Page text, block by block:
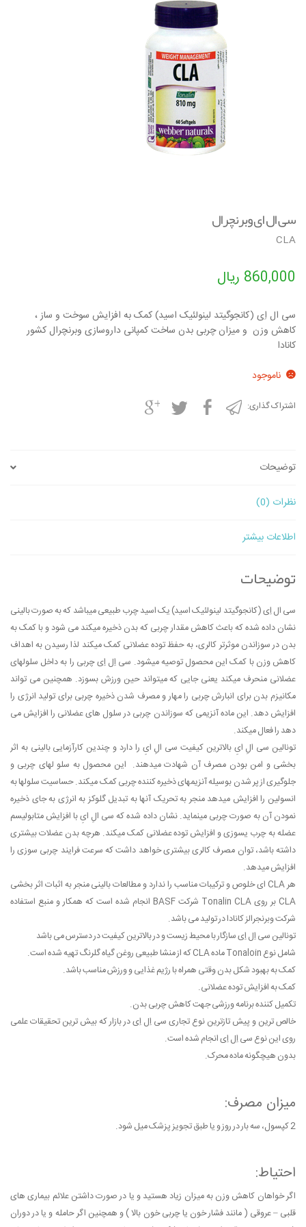
سی ال ای وبرنچرال
CLA
860,000 ریال
سی ال اِی (کانجوگیتد لینولئیک اسید) کمک به افزایش سوخت و ساز ،
کاهش وزن و میزان چربی بدن ساخت کمپانی داروسازی وبرنچرال کشور
کانادا
ناموجود
اشتراک گذاری:
توضیحات
نظرات (0)
اطلاعات بیشتر
توضیحات
سی ال اِی (کانجوگیتد لینولئیک اسید) یک اسید چرب طبیعی میباشد که به صورت بالینی
نشان داده شده که باعث کاهش مقدار چربی که بدن ذخیره میکند می شود و با کمک به
بدن در سوزاندن موثرتر کالری، به حفظ توده عضلانی کمک میکند لذا رسیدن به اهداف
کاهش وزن با کمک این محصول توصیه میشود. سی اِل اِی چربی را به داخل سلولهای
عضلانی منحرف میکند یعنی جایی که میتواند حین ورزش بسوزد. همچنین می تواند
مکانیزم بدن برای انبارش چربی را مهار و مصرف شدن ذخیره چربی برای تولید انرژی را
افزایش دهد. این ماده آنزیمی که سوزاندن چربی در سلول های عضلانی را افزایش می
دهد را فعال میکند.
تونالین سی الِ ایِ بالاترین کیفیت سی الِ ایِ را دارد و چندین کارآزمایی بالینی به اثر
بخشی و امن بودن مصرف آن شهادت میدهند. این محصول به سلو لهای چربی و
جلوگیری از پر شدن بوسیله آنزیمهای ذخیره کننده چربی کمک میکند. حساسیت سلولها به
انسولین را افزایش میدهد منجر به تحریک آنها به تبدیل گلوکز به انرژی به جای ذخیره
نمودن آن به صورت چربی مینماید. نشان داده شده که سی الِ ایِ با افزایش متابولیسم
عضله به چرب یسوزی و افزایش توده عضلانی کمک میکند. هرچه بدن عضلات بیشتری
داشته باشد، توان مصرف کالری بیشتری خواهد داشت که سرعت فرایند چربی سوزی را
افزایش میدهد.
هر CLA ای خلوص و ترکیبات مناسب را ندارد و مطالعات بالینی منجر به اثبات اثر بخشی
CLA بر روی Tonalin CLA شرکت BASF انجام شده است که همکار و منبع استفاده
شرکت وبرنجرالز کانادا در تولید می باشد.
تونالین سی اِل اِی سازگار با محیط زیست و در بالاترین کیفیت در دسترس می باشد
شامل نوع Tonaloin ماده CLA که از منشا طبیعی روغن گیاه گلرنگ تهیه شده است.
کمک به بهبود شکل بدن وقتی همراه با رژیم غذایی و ورزش مناسب باشد.
کمک به افزایش توده عضلانی.
تکمیل کننده برنامه ورزشی جهت کاهش چربی بدن.
خالص ترین و پیش تازترین نوع تجاری سی اِل اِی در بازار که بیش ترین تحقیقات علمی
روی این نوع سی اِل اِی انجام شده است.
بدون هیچگونه ماده محرک.
میزان مصرف:
2 کپسول، سه بار در روز و یا طبق تجویز پزشک میل شود.
احتیاط:
اگر خواهان کاهش وزن به میزان زیاد هستید و یا در صورت داشتن علائم بیماری های
قلبی – عروقی ( مانند فشار خون یا چربی خون بالا ) و همچنین اگر حامله و یا در دوران